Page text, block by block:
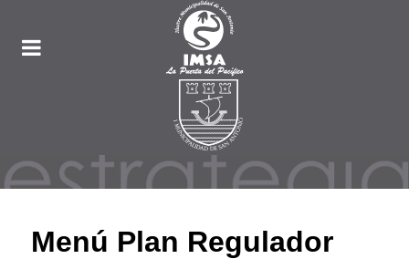
Menú Plan Regulador